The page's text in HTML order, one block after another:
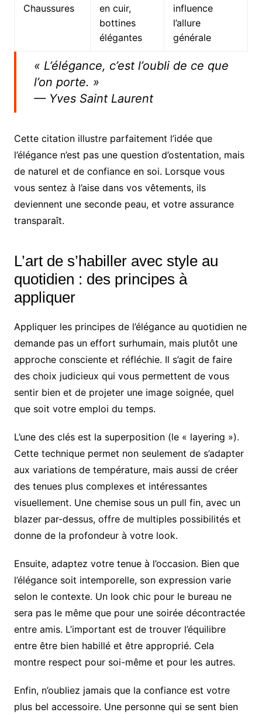
Chaussures
en cuir,
bottines
élégantes
influence
l’allure
générale
« L’élégance, c’est l’oubli de ce que
l’on porte. »
— Yves Saint Laurent
Cette citation illustre parfaitement l’idée que
l’élégance n’est pas une question d’ostentation, mais
de naturel et de confiance en soi. Lorsque vous
vous sentez à l’aise dans vos vêtements, ils
deviennent une seconde peau, et votre assurance
transparaît.
L’art de s’habiller avec style au
quotidien : des principes à
appliquer
Appliquer les principes de l’élégance au quotidien ne
demande pas un effort surhumain, mais plutôt une
approche consciente et réfléchie. Il s’agit de faire
des choix judicieux qui vous permettent de vous
sentir bien et de projeter une image soignée, quel
que soit votre emploi du temps.
L’une des clés est la superposition (le « layering »).
Cette technique permet non seulement de s’adapter
aux variations de température, mais aussi de créer
des tenues plus complexes et intéressantes
visuellement. Une chemise sous un pull fin, avec un
blazer par-dessus, offre de multiples possibilités et
donne de la profondeur à votre look.
Ensuite, adaptez votre tenue à l’occasion. Bien que
l’élégance soit intemporelle, son expression varie
selon le contexte. Un look chic pour le bureau ne
sera pas le même que pour une soirée décontractée
entre amis. L’important est de trouver l’équilibre
entre être bien habillé et être approprié. Cela
montre respect pour soi-même et pour les autres.
Enfin, n’oubliez jamais que la confiance est votre
plus bel accessoire. Une personne qui se sent bien